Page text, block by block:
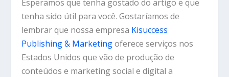
Esperamos que tenha gostado do artigo e que
tenha sido útil para você. Gostaríamos de
lembrar que nossa empresa Kisuccess
Publishing & Marketingoferece serviços nos
Estados Unidos que vão de produção de
conteúdos e marketing social e digital a